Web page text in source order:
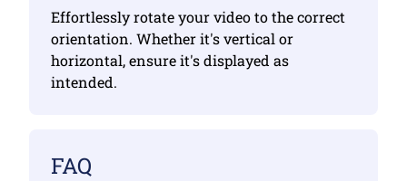
Effortlessly rotate your video to the correct
orientation. Whether it's vertical or
horizontal, ensure it's displayed as
intended.
FAQ